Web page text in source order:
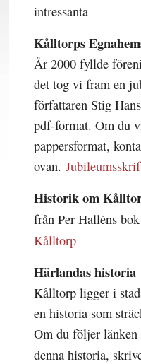
intressanta
Kålltorps
År 2000 fyllde
det tog vi fram en
författaren Stig
pdf-format. Om du
pappersformat,
ovan.
Historik om
från Per Halléns
Kålltorp
Härlandas historia
Kålltorp ligger i
en historia som
Om du följer
denna historia,